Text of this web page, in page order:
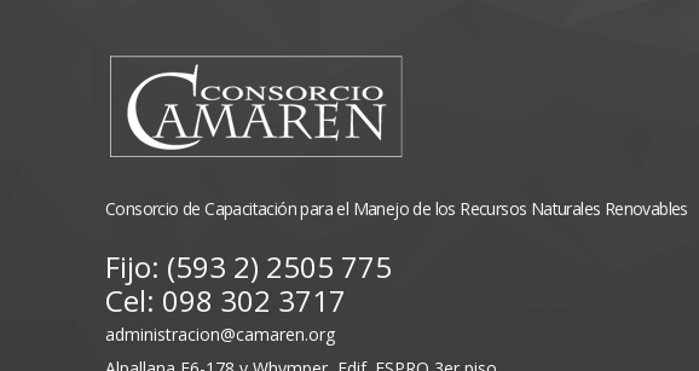
Consorcio de Capacitación para el Manejo de los Recursos Naturales Renovables
Fijo: (593 2) 2505 775
Cel: 098 302 3717
administracion@camaren.org